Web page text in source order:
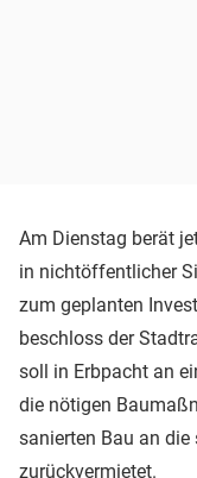
Am Dienstag berät
in nichtöffentlicher
zum geplanten
beschloss der
soll in Erbpacht an
die nötigen
sanierten Bau an die
zurückvermietet.